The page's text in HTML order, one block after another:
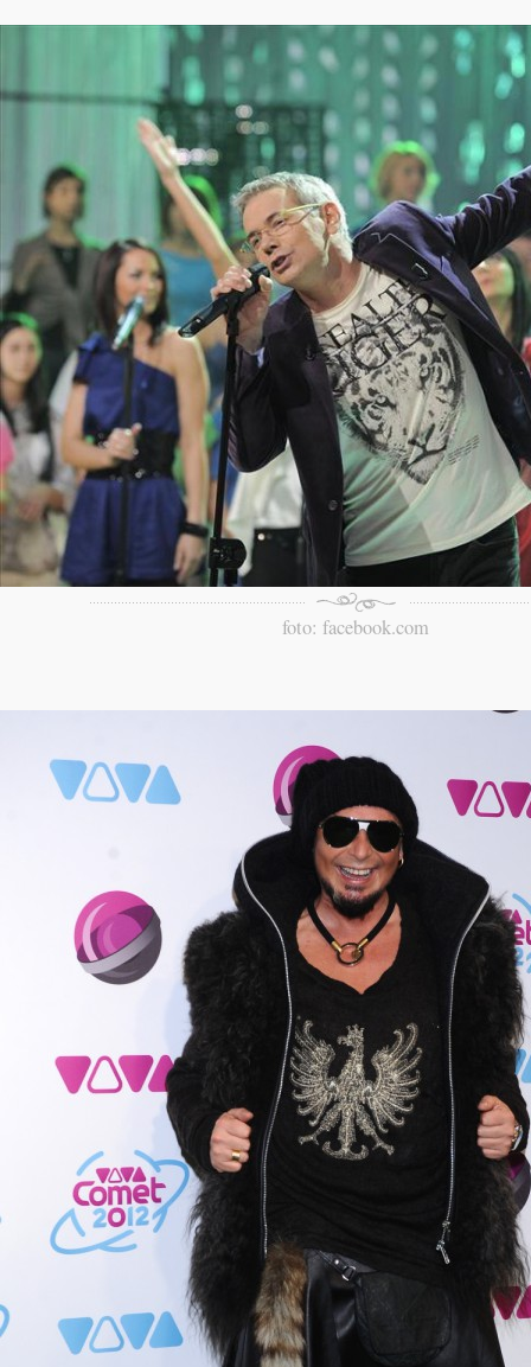
foto: facebook.com